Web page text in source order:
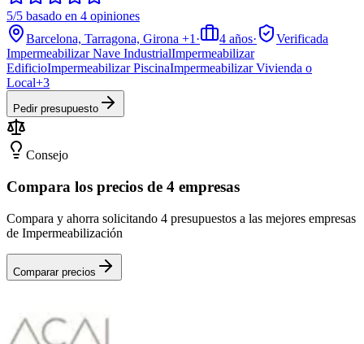
5/5 basado en 4 opiniones
Barcelona, Tarragona, Girona +1 · 4 años·
Verificada
Impermeabilizar Nave IndustrialImpermeabilizar
EdificioImpermeabilizar PiscinaImpermeabilizar Vivienda o
Local+3
Pedir presupuesto
Consejo
Compara los precios de 4 empresas
Compara y ahorra solicitando 4 presupuestos a las mejores empresas
de Impermeabilización
Comparar precios